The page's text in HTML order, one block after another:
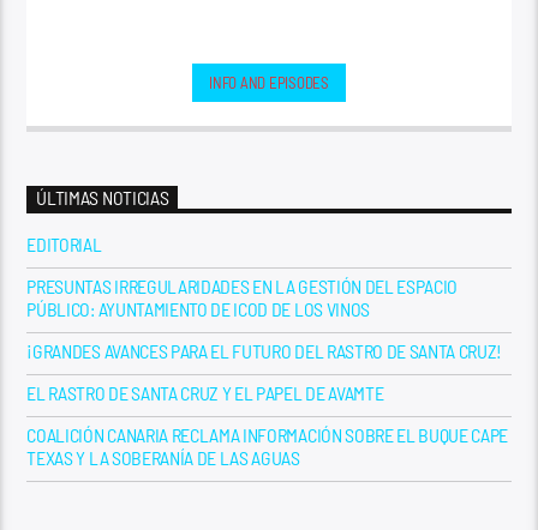
INFO AND EPISODES
ÚLTIMAS NOTICIAS
EDITORIAL
PRESUNTAS IRREGULARIDADES EN LA GESTIÓN DEL ESPACIO
PÚBLICO: AYUNTAMIENTO DE ICOD DE LOS VINOS
¡GRANDES AVANCES PARA EL FUTURO DEL RASTRO DE SANTA CRUZ!
EL RASTRO DE SANTA CRUZ Y EL PAPEL DE AVAMTE
COALICIÓN CANARIA RECLAMA INFORMACIÓN SOBRE EL BUQUE CAPE
TEXAS Y LA SOBERANÍA DE LAS AGUAS